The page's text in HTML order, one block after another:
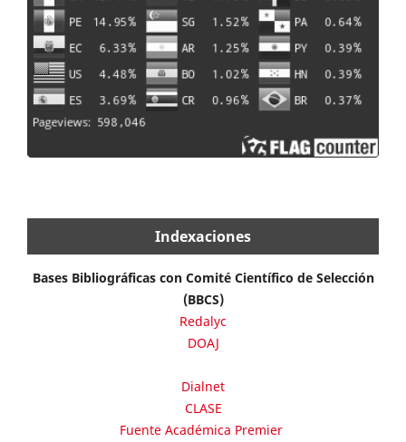
Indexaciones
Bases Bibliográficas con Comité Científico de Selección
(BBCS)
Redalyc
DOAJ
Dialnet
CLASE
Fuente Académica Premier